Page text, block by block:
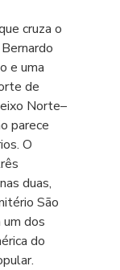
cruza o
e uma
de
Norte–
parece
O
duas,
São
dos
do